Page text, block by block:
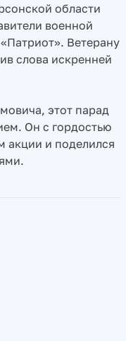
области
военной
Ветерану
слова искренней
этот парад
Он с гордостью
акции и поделился